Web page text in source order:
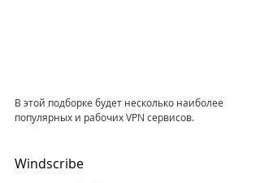
В этой подборке будет несколько наиболее
популярных и рабочих VPN сервисов.
Windscribe